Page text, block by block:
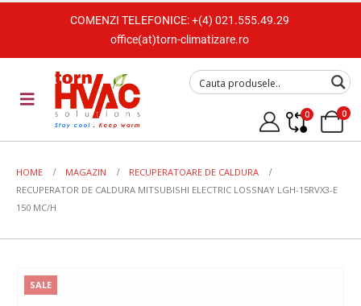
COMENZI TELEFONICE:+(4) 021.555.49.29
office(at)torn-climatizare.ro
0 0
HOME MAGAZIN
RECUPERATOARE DE CALDURA
RECUPERATOR DE CALDURA MITSUBISHI ELECTRIC LOSSNAY LGH-15RVX3-E
150 MC/H
SALE